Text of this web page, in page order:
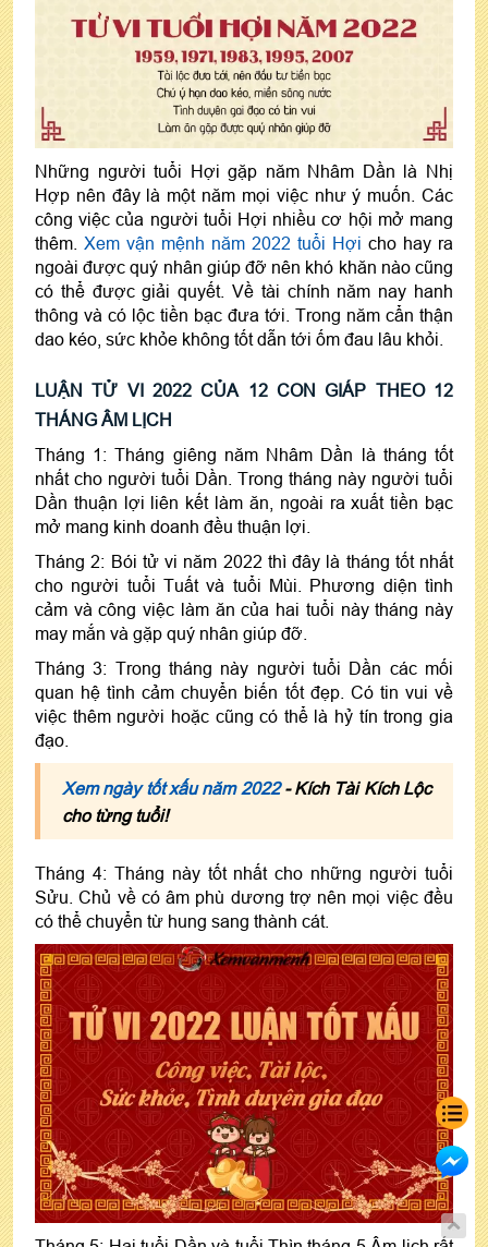
Những người tuổi Hợi gặp năm Nhâm Dần là Nhị
Hợp nên đây là một năm mọi việc như ý muốn. Các
công việc của người tuổi Hợi nhiều cơ hội mở mang
thêm. Xem vận mệnh năm 2022 tuổi Hợi cho hay ra
ngoài được quý nhân giúp đỡ nên khó khăn nào cũng
có thể được giải quyết. Về tài chính năm nay hanh
thông và có lộc tiền bạc đưa tới. Trong năm cẩn thận
dao kéo, sức khỏe không tốt dẫn tới ốm đau lâu khỏi.
LUẬN TỬ VI 2022 CỦA 12 CON GIÁP THEO 12
THÁNG ÂM LỊCH
Tháng 1: Tháng giêng năm Nhâm Dần là tháng tốt
nhất cho người tuổi Dần. Trong tháng này người tuổi
Dần thuận lợi liên kết làm ăn, ngoài ra xuất tiền bạc
mở mang kinh doanh đều thuận lợi.
Tháng 2: Bói tử vi năm 2022 thì đây là tháng tốt nhất
cho người tuổi Tuất và tuổi Mùi. Phương diện tình
cảm và công việc làm ăn của hai tuổi này tháng này
may mắn và gặp quý nhân giúp đỡ.
Tháng 3: Trong tháng này người tuổi Dần các mối
quan hệ tình cảm chuyển biến tốt đẹp. Có tin vui về
việc thêm người hoặc cũng có thể là hỷ tín trong gia
đạo.
Xem ngày tốt xấu năm 2022- Kích Tài Kích Lộc
cho từng tuổi!
Tháng 4: Tháng này tốt nhất cho những người tuổi
Sửu. Chủ về có âm phù dương trợ nên mọi việc đều
có thể chuyển từ hung sang thành cát.